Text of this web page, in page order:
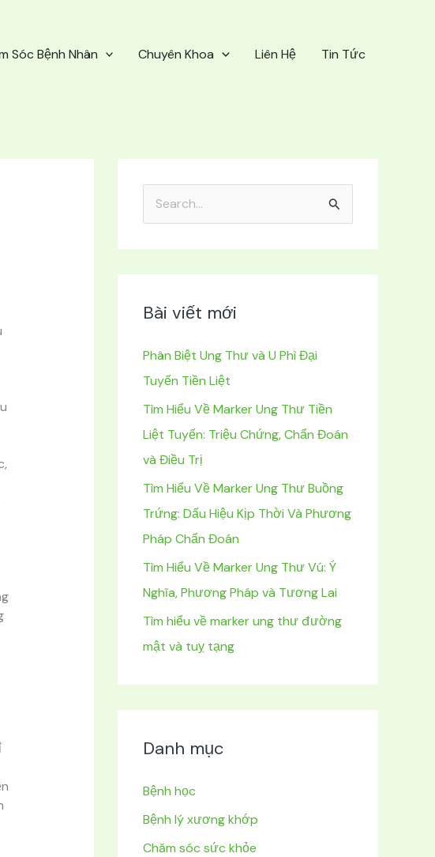
Sóc Bệnh Nhân Chuyên Khoa Liên Hệ Tin Tức
m
Bài viết mới
Phân Biệt Ung Thư và U Phì Đại
Tuyến Tiền Liệt
Tìm Hiểu Về Marker Ung Thư Tiền
Liệt Tuyến: Triệu Chứng, Chẩn Đoán
và Điều Trị
Tìm Hiểu Về Marker Ung Thư Buồng
Trứng: Dấu Hiệu Kịp Thời Và Phương
Pháp Chẩn Đoán
Tìm Hiểu Về Marker Ung Thư Vú: Ý
Nghĩa, Phương Pháp và Tương Lai
Tìm hiểu về marker ung thư đường
mật và tuỵ tạng
Danh mục
Bệnh học
Bệnh lý xương khớp
Chăm sóc sức khỏe